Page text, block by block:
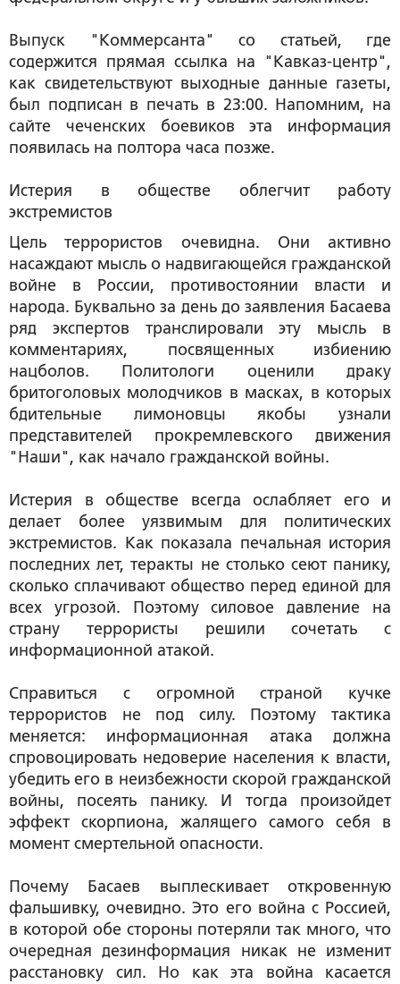
Выпуск "Коммерсанта" со статьей, где
содержится прямая ссылка на "Кавказ-центр",
как свидетельствуют выходные данные газеты,
был подписан в печать в 23:00. Напомним, на
сайте чеченских боевиков эта информация
появилась на полтора часа позже.
Истерия в обществе облегчит работу
экстремистов
Цель террористов очевидна. Они активно
насаждают мысль о надвигающейся гражданской
войне в России, противостоянии власти и
народа. Буквально за день до заявления Басаева
ряд экспертов транслировали эту мысль в
комментариях, посвященных избиению
нацболов. Политологи оценили драку
бритоголовых молодчиков в масках, в которых
бдительные лимоновцы якобы узнали
представителей прокремлевского движения
"Наши", как начало гражданской войны.
Истерия в обществе всегда ослабляет его и
делает более уязвимым для политических
экстремистов. Как показала печальная история
последних лет, теракты не столько сеют панику,
сколько сплачивают общество перед единой для
всех угрозой. Поэтому силовое давление на
страну террористы решили сочетать с
информационной атакой.
Справиться с огромной страной кучке
террористов не под силу. Поэтому тактика
меняется: информационная атака должна
спровоцировать недоверие населения к власти,
убедить его в неизбежности скорой гражданской
войны, посеять панику. И тогда произойдет
эффект скорпиона, жалящего самого себя в
момент смертельной опасности.
Почему Басаев выплескивает откровенную
фальшивку, очевидно. Это его война с Россией,
в которой обе стороны потеряли так много, что
очередная дезинформация никак не изменит
расстановку сил. Но как эта война касается